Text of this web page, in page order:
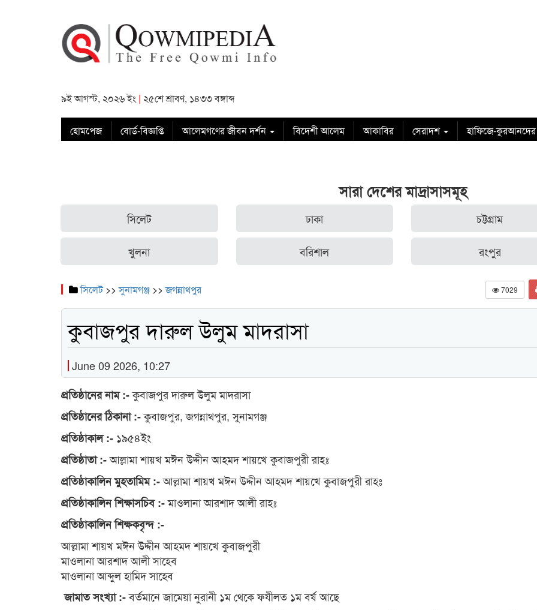
৯ই আগস্ট, ২০২৬ ইং | ২৫শে শ্রাবণ, ১৪৩৩ বঙ্গাব্দ
হোমপেজ বোর্ড-বিজ্ঞপ্তি আলেমগণের জীবন দর্শন বিদেশী আলেম আকাবির সেরাদশ হাফিজে-কুরআনদের
সারা দেশের মাদ্রাসাসমূহ
সিলেট ঢাকা চট্টগ্রাম
খুলনা বরিশাল রংপুর
সিলেট>>সুনামগঞ্জ >>জগন্নাথপুর 7029
কুবাজপুর দারুল উলুম মাদরাসা
June 09 2026, 10:27
প্রতিষ্ঠানের নাম :-কুবাজপুর দারুল উলুম মাদরাসা
প্রতিষ্ঠানের ঠিকানা :-কুবাজপুর, জগন্নাথপুর, সুনামগঞ্জ
প্রতিষ্ঠাকাল :- ১৯৫৪ইং
প্রতিষ্ঠাতা :-আল্লামা শায়খ মঈন উদ্দীন আহমদ শায়খে কুবাজপুরী রাহঃ
প্রতিষ্ঠাকালিন মুহতামিম :-আল্লামা শায়খ মঈন উদ্দীন আহমদ শায়খে কুবাজপুরী রাহঃ
প্রতিষ্ঠাকালিন শিক্ষাসচিব :-মাওলানা আরশাদ আলী রাহঃ
প্রতিষ্ঠাকালিন শিক্ষকবৃন্দ :-
আল্লামা শায়খ মঈন উদ্দীন আহমদ শায়খে কুবাজপুরী
মাওলানা আরশাদ আলী সাহেব
মাওলানা আব্দুল হামিদ সাহেব
জামাত সংখ্যা :-বর্তমানে জামেয়া নুরানী ১ম থেকে ফযীলত ১ম বর্ষ আছে